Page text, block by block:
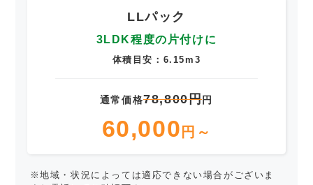
LLパック
3LDK程度の片付けに
体積目安：6.15m3
通常価格78,800円円
60,000 円～
※地域・状況によっては適応できない場合がございま